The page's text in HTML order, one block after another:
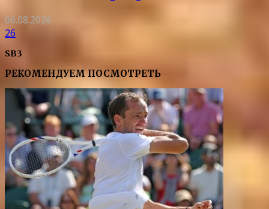
06.08.2026
26
SB3
РЕКОМЕНДУЕМ ПОСМОТРЕТЬ